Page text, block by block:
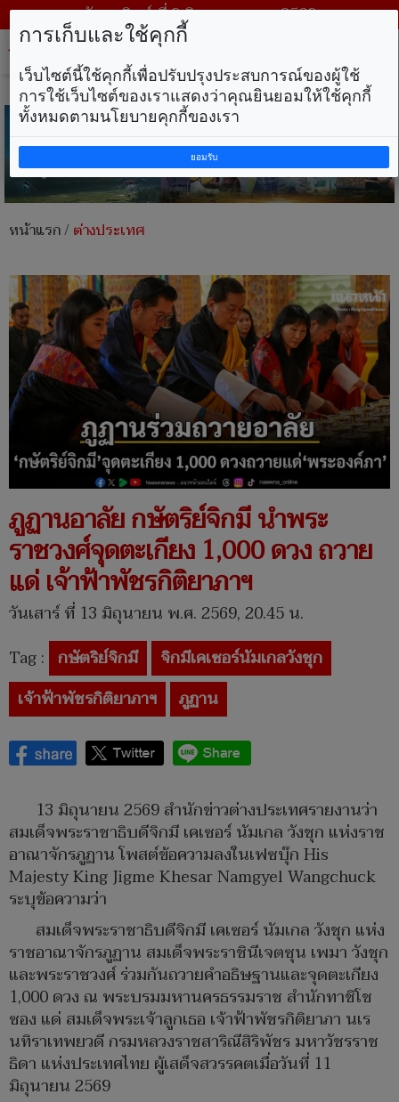
วันอาทิตย์ ที่ 9 สิงหาคม พ.ศ. 2569
หน้าแรก/ต่างประเทศ
ภูฏานอาลัย กษัตริย์จิกมี นำพระ
ราชวงศ์จุดตะเกียง 1,000 ดวง ถวาย
แด่ เจ้าฟ้าพัชรกิติยาภาฯ
วันเสาร์ ที่ 13 มิถุนายน พ.ศ. 2569, 20.45 น.
Tag : กษัตริย์จิกมี
จิกมีเคเซอร์นัมเกลวังชุก
เจ้าฟ้าพัชรกิติยาภาฯ
ภูฏาน
13 มิถุนายน 2569 สำนักข่าวต่างประเทศรายงานว่า
สมเด็จพระราชาธิบดีจิกมี เคเซอร์ นัมเกล วังชุก แห่งราช
อาณาจักรภูฏาน โพสต์ข้อความลงในเฟซบุ๊ก His
Majesty King Jigme Khesar Namgyel Wangchuck
ระบุข้อความว่า
สมเด็จพระราชาธิบดีจิกมี เคเซอร์ นัมเกล วังชุก แห่ง
ราชอาณาจักรภูฏาน สมเด็จพระราชินีเจตซุน เพมา วังชุก
และพระราชวงศ์ ร่วมกันถวายคำอธิษฐานและจุดตะเกียง
1,000 ดวง ณ พระบรมมหานครธรรมราช สำนักทาชิโช
ซอง แด่ สมเด็จพระเจ้าลูกเธอ เจ้าฟ้าพัชรกิติยาภา นเร
นทิราเทพยวดี กรมหลวงราชสาริณีสิริพัชร มหาวัชรราช
ธิดา แห่งประเทศไทย ผู้เสด็จสวรรคตเมื่อวันที่ 11
มิถุนายน 2569
การเก็บและใช้คุกกี้
เว็บไซต์นี้ใช้คุกกี้เพื่อปรับปรุงประสบการณ์ของผู้ใช้
การใช้เว็บไซต์ของเราแสดงว่าคุณยินยอมให้ใช้คุกกี้
ทั้งหมดตามนโยบายคุกกี้ของเรา
ยอมรับ